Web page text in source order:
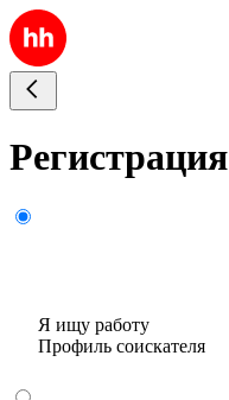
Регистрация
Я ищу работу
Профиль соискателя